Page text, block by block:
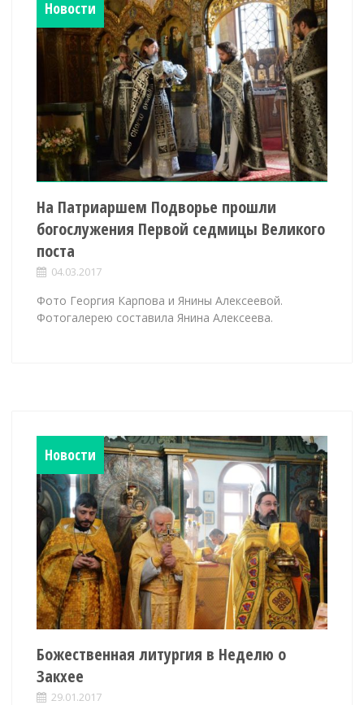
Новости
На Патриаршем Подворье прошли
богослужения Первой седмицы Великого
поста
04.03.2017
Фото Георгия Карпова и Янины Алексеевой.
Фотогалерею составила Янина Алексеева.
Новости
Божественная литургия в Неделю о
Закхее
29.01.2017